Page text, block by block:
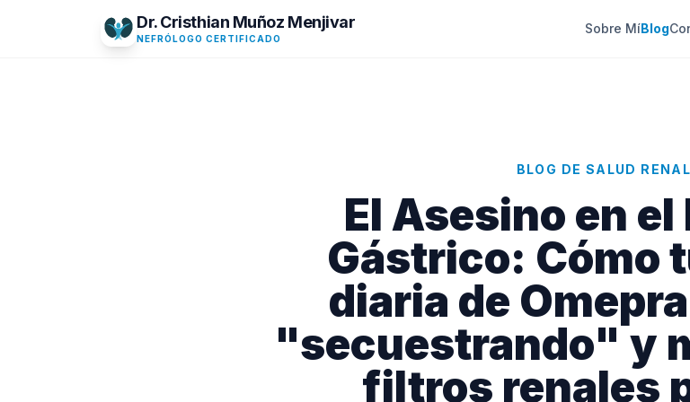
Dr. Cristhian Muñoz Menjivar
NEFRÓLOGO CERTIFICADO
Sobre MíBlog
BLOG DE SALUD RENAL
El Asesino en
Gástrico: Cómo
diaria de
"secuestrando" y
filtros renales